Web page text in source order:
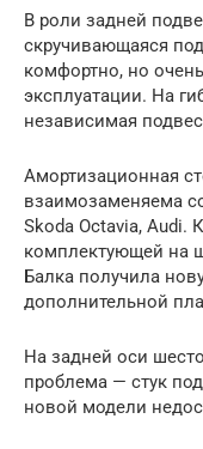
В роли задней
скручивающаяся
комфортно, но
эксплуатации. На
независимая
Амортизационная
взаимозаменяема
Skoda Octavia, Audi.
комплектующей на
Балка получила
дополнительной
На задней оси
проблема — стук
новой модели